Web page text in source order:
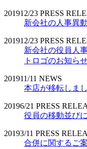
201912/23 PRESS
新会社の人事異
201912/23 PRESS
新会社の役員人
トロゴのお知らせ
201911/11 NEWS
本店が移転しまし
20196/21 PRESS
役員の移動並び
20193/11 PRESS
合併に関するご案